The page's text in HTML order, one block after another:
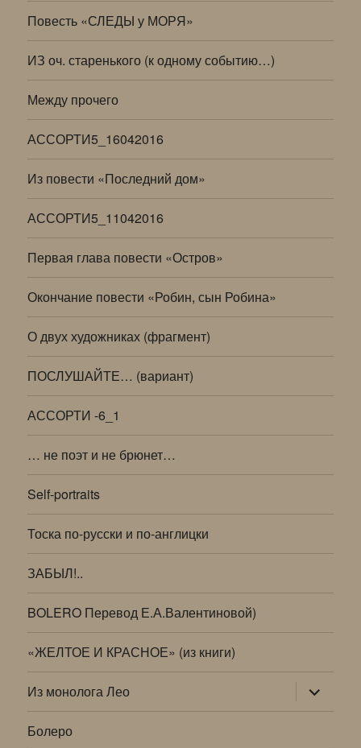
Повесть «СЛЕДЫ у МОРЯ»
ИЗ оч. старенького (к одному событию…)
Между прочего
АССОРТИ5_16042016
Из повести «Последний дом»
АССОРТИ5_11042016
Первая глава повести «Остров»
Окончание повести «Робин, сын Робина»
О двух художниках (фрагмент)
ПОСЛУШАЙТЕ… (вариант)
АССОРТИ -6_1
… не поэт и не брюнет…
Self-portraits
Тоска по-русски и по-англицки
ЗАБЫЛ!..
BOLERO Перевод Е.А.Валентиновой)
«ЖЕЛТОЕ И КРАСНОЕ» (из книги)
Из монолога Лео раскрыть
дочернее
меню
Болеро